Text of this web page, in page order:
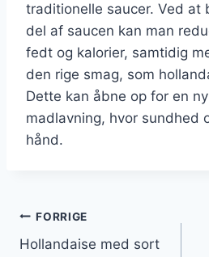
traditionelle saucer. Ved at
del af saucen kan man
fedt og kalorier, samtidig
den rige smag, som
Dette kan åbne op for en
madlavning, hvor sundhed
hånd.
FORRIGE
Hollandaise med sort